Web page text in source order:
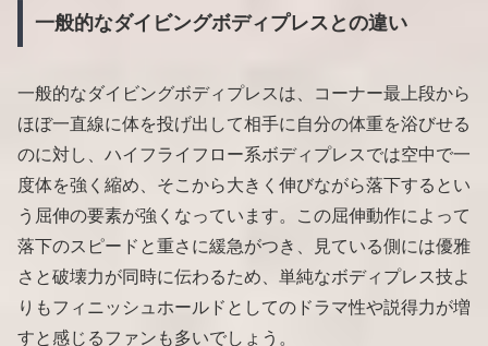
一般的なダイビングボディプレスとの違い
一般的なダイビングボディプレスは、コーナー最上段から
ほぼ一直線に体を投げ出して相手に自分の体重を浴びせる
のに対し、ハイフライフロー系ボディプレスでは空中で一
度体を強く縮め、そこから大きく伸びながら落下するとい
う屈伸の要素が強くなっています。この屈伸動作によって
落下のスピードと重さに緩急がつき、見ている側には優雅
さと破壊力が同時に伝わるため、単純なボディプレス技よ
りもフィニッシュホールドとしてのドラマ性や説得力が増
すと感じるファンも多いでしょう。